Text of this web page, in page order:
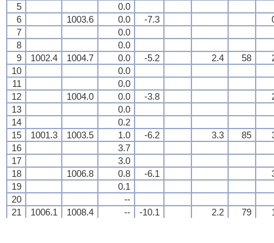
5
0.0
6
1003.6 0.0 -7.3
7
0.0
8
0.0
9
1002.4 1004.7 0.0 -5.2 2.4 58
10
0.0
11
0.0
12
1004.0 0.0 -3.8
13
0.0
14
0.2
15
1001.3 1003.5 1.0 -6.2 3.3 85
16
3.7
17
3.0
18
1006.8 0.8 -6.1
19
0.1
20
--
21
1006.1 1008.4 -- -10.1 2.2 79
5
0.0
6
1003.6 0.0 -7.3
7
0.0
8
0.0
9
1002.4 1004.7 0.0 -5.2 2.4 58
10
0.0
11
0.0
12
1004.0 0.0 -3.8
13
0.0
14
0.2
15
1001.3 1003.5 1.0 -6.2 3.3 85
16
3.7
17
3.0
18
1006.8 0.8 -6.1
19
0.1
20
--
21
1006.1 1008.4 -- -10.1 2.2 79
5
0.0
6
1003.6 0.0 -7.3
7
0.0
8
0.0
9
1002.4 1004.7 0.0 -5.2 2.4 58
10
0.0
11
0.0
12
1004.0 0.0 -3.8
13
0.0
14
0.2
15
1001.3 1003.5 1.0 -6.2 3.3 85
16
3.7
17
3.0
18
1006.8 0.8 -6.1
19
0.1
20
--
21
1006.1 1008.4 -- -10.1 2.2 79
5
0.0
6
1003.6 0.0 -7.3
7
0.0
8
0.0
9
1002.4 1004.7 0.0 -5.2 2.4 58
10
0.0
11
0.0
12
1004.0 0.0 -3.8
13
0.0
14
0.2
15
1001.3 1003.5 1.0 -6.2 3.3 85
16
3.7
17
3.0
18
1006.8 0.8 -6.1
19
0.1
20
--
21
1006.1 1008.4 -- -10.1 2.2 79